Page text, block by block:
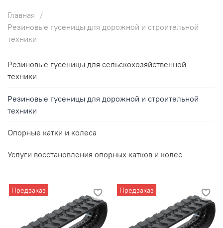
Главная
Резиновые гусеницы для дорожной и строительной
техники
Предзаказ Предзаказ
Резиновые гусеницы для сельскохозяйственной
техники
Резиновые гусеницы для дорожной и строительной
техники
Опорные катки и колеса
Услуги восстановления опорных катков и колес